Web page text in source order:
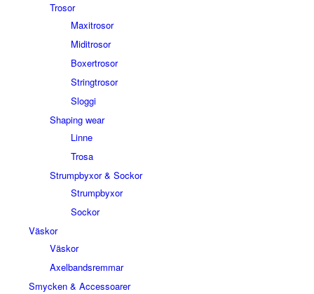
Trosor
Maxitrosor
Miditrosor
Boxertrosor
Stringtrosor
Sloggi
Shaping wear
Linne
Trosa
Strumpbyxor & Sockor
Strumpbyxor
Sockor
Väskor
Väskor
Axelbandsremmar
Smycken & Accessoarer